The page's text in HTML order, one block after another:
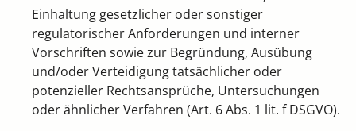
Einhaltung gesetzlicher oder sonstiger
regulatorischer Anforderungen und interner
Vorschriften sowie zur Begründung, Ausübung
und/oder Verteidigung tatsächlicher oder
potenzieller Rechtsansprüche, Untersuchungen
oder ähnlicher Verfahren (Art. 6 Abs. 1 lit. f DSGVO).